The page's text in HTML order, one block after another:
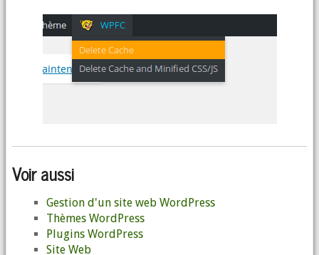
Voir aussi
Gestion d'un site web WordPress
Thèmes WordPress
Plugins WordPress
Site Web